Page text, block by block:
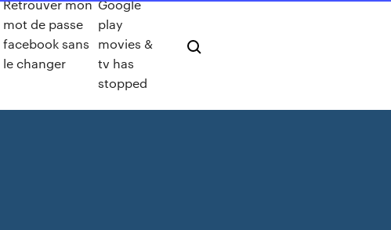
Retrouver mon
mot de passe
facebook sans
le changer
Google
play
movies &
tv has
stopped